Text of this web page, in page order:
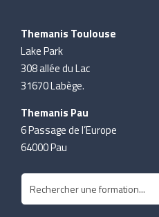
Themanis Toulouse
Lake Park
308 allée du Lac
31670 Labège.
Themanis Pau
6 Passage de l’Europe
64000 Pau